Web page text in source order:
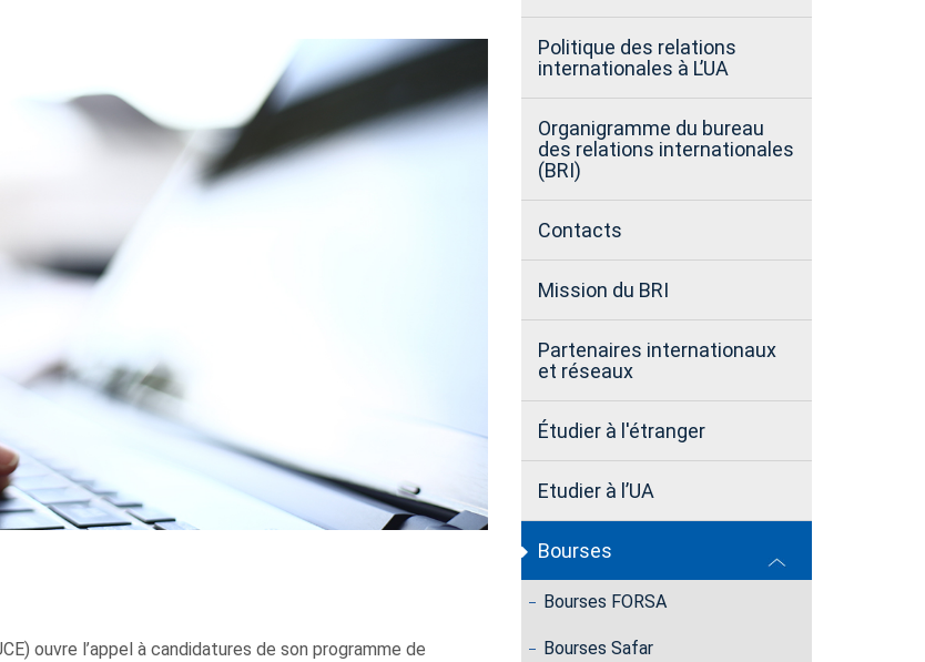
Politique des relations
internationales à L’UA
Organigramme du bureau
des relations internationales
(BRI)
Contacts
Mission du BRI
Partenaires internationaux
et réseaux
Étudier à l'étranger
Etudier à l’UA
Bourses
Bourses FORSA
Bourses Safar
ouvre l’appel à candidatures de son programme de